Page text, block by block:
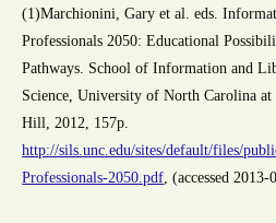
(1)Marchionini, Gary et al. eds.
Professionals 2050: Educational
Pathways. School of Information and
Science, University of North Carolina at
Hill, 2012, 157p.
http://sils.unc.edu/sites/default/files/
Professionals-2050.pdf, (accessed 2013-